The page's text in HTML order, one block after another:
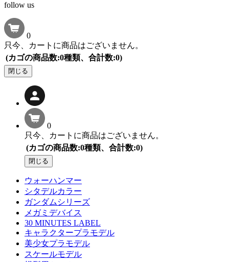
follow us
0
只今、カートに商品はございません。
(カゴの商品数:0種類、合計数:0)
閉じる
0
只今、カートに商品はございません。
(カゴの商品数:0種類、合計数:0)
閉じる
ウォーハンマー
シタデルカラー
ガンダムシリーズ
メガミデバイス
30 MINUTES LABEL
キャラクタープラモデル
美少女プラモデル
スケールモデル